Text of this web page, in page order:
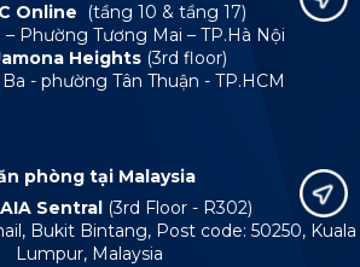
Online
(tầng 10 & tầng 17)
– Phường Tương Mai – TP.Hà Nội
Heights (3rd floor)
- phường Tân Thuận - TP.HCM
phòng tại Malaysia
Sentral (3rd Floor - R302)
Bukit Bintang, Post code: 50250, Kuala
Lumpur, Malaysia